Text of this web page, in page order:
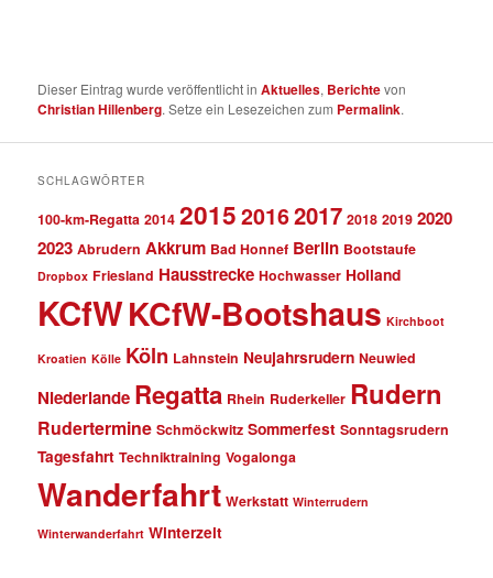
Dieser Eintrag wurde veröffentlicht inAktuelles, Berichtevon
Christian Hillenberg. Setze ein Lesezeichen zum Permalink.
SCHLAGWÖRTER
100-km-Regatta 2014 201520162017 2018 2019 2020
2023 Abrudern Akkrum Bad Honnef Berlin Bootstaufe
Dropbox Friesland Hausstrecke Hochwasser Holland
KCfWKCfW-Bootshaus Kirchboot
Kroatien Kölle Köln Lahnstein Neujahrsrudern Neuwied
Niederlande Regatta Rhein Ruderkeller Rudern
Rudertermine Schmöckwitz Sommerfest Sonntagsrudern
Tagesfahrt Techniktraining Vogalonga
Wanderfahrt Werkstatt Winterrudern
Winterwanderfahrt Winterzeit